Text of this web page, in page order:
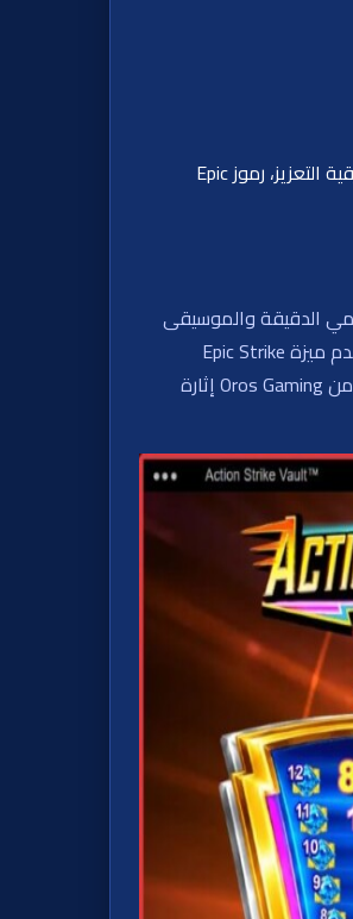
Action Strike™، تفعيل الحد الأقصى، ترقية النقد الإضافي، ترقية المضاعف، ترقية اللفات الإضافية، ترقية لوحة مزدوجة، ترقية التعزيز، رموز Epic
الدقيقة والموسيقى
النابضة بالحياة توقعات مشوقة مع كل دورة. تعزز الرسوميات عالية الطاقة إثارة العشوائية، حيث كل دوران يشبه رحلة إلى المجهول. في جوهره، تقدم ميزة Epic Strike
مكافآت فورية، مع إمكانية الوصول إلى ما يصل إلى 6000 ضعف الرهان. مع نظام جمع الجائزة الديناميكي وخمس ترقيات فريدة، يوفر هذا الجهاز من Oros Gaming إثارة